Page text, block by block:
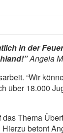
in der
Angela
“Wir
über 18.000
Thema
betont